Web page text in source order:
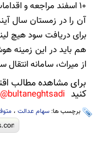
۱۰ اسفند مراجعه و
آن را در زمستان سال
برای دریافت سود هیچ
از میراث، سامانه
برای مشاهده مطالب
کنید bultaneghtsadi@
برچسب ها: سهام عدالت ،